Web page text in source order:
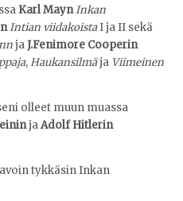
Karl MaynInkan
Intian viidakoistaI ja II sekä
jaJ.Fenimore Cooperin
,Haukansilmäja Viimeinen
olleet muun muassa
jaAdolf Hitlerin
tykkäsin Inkan